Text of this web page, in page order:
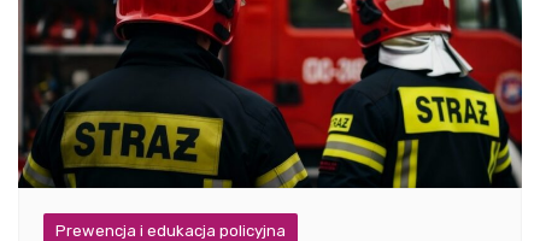
Prewencja i edukacja policyjna